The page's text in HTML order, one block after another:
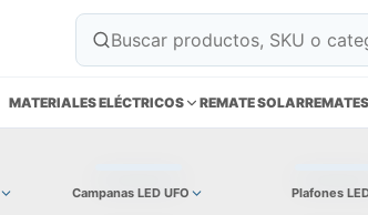
MATERIALES ELÉCTRICOS REMATE SOLARREMATES
Campanas LED UFO Plafones